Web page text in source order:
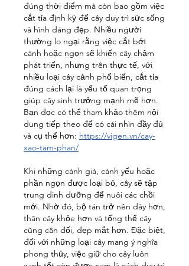
đúng thời điểm mà còn bao gồm việc
cắt tỉa định kỳ để cây duy trì sức sống
và hình dáng đẹp. Nhiều người
thường lo ngại rằng việc cắt bớt
cành hoặc ngọn sẽ khiến cây chậm
phát triển, nhưng trên thực tế, với
nhiều loại cây cảnh phổ biến, cắt tỉa
đúng cách lại là yếu tố quan trọng
giúp cây sinh trưởng mạnh mẽ hơn.
Bạn đọc có thể tham khảo thêm nội
dung tiếp theo để có cái nhìn đầy đủ
và cụ thể hơn: https://vigen.vn/cay-
xao-tam-phan/
Khi những cành già, cành yếu hoặc
phần ngọn được loại bỏ, cây sẽ tập
trung dinh dưỡng để nuôi các chồi
mới. Nhờ đó, bộ tán trở nên dày hơn,
thân cây khỏe hơn và tổng thể cây
cũng cân đối, đẹp mắt hơn. Đặc biệt,
đối với những loại cây mang ý nghĩa
phong thủy, việc giữ cho cây luôn